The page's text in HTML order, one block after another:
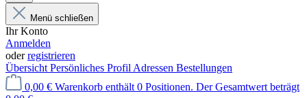
Menü schließen
Ihr Konto
Anmelden
oderregistrieren
Übersicht Persönliches Profil Adressen Bestellungen
0,00 € Warenkorb enthält 0 Positionen. Der Gesamtwert beträgt